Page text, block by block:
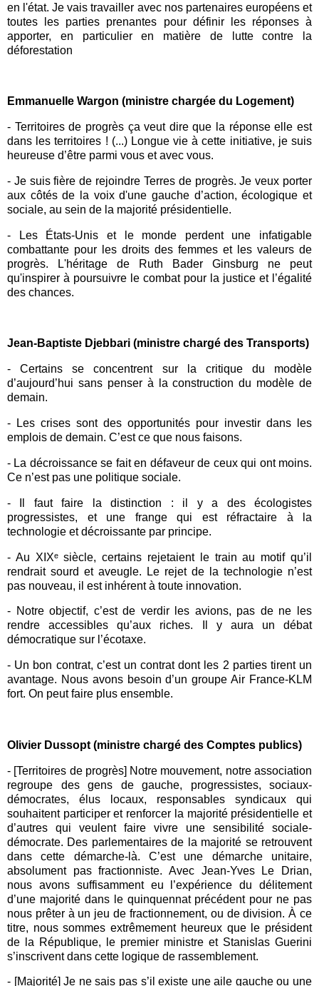
en l'état. Je vais travailler avec nos partenaires européens et
toutes les parties prenantes pour définir les réponses à
apporter, en particulier en matière de lutte contre la
déforestation
Emmanuelle Wargon (ministre chargée du Logement)
- Territoires de progrès ça veut dire que la réponse elle est
dans les territoires ! (...) Longue vie à cette initiative, je suis
heureuse d’être parmi vous et avec vous.
- Je suis fière de rejoindre Terres de progrès. Je veux porter
aux côtés de la voix d'une gauche d’action, écologique et
sociale, au sein de la majorité présidentielle.
-
Les États-Unis et le monde perdent une infatigable
combattante pour les droits des femmes et les valeurs de
progrès. L'héritage de Ruth Bader Ginsburg ne peut
qu'inspirer à poursuivre le combat pour la justice et l’égalité
des chances.
Jean-Baptiste Djebbari (ministre chargé des Transports)
-Certains se concentrent sur la critique du modèle
d’aujourd’hui sans penser à la construction du modèle de
demain.
-
Les crises sont des opportunités pour investir dans les
emplois de demain. C’est ce que nous faisons.
- La décroissance se fait en défaveur de ceux qui ont moins.
Ce n’est pas une politique sociale.
-
Il faut faire la distinction : il y a des écologistes
progressistes, et une frange qui est réfractaire à la
technologie et décroissante par principe.
- Au XIXᵉ siècle, certains rejetaient le train au motif qu’il
rendrait sourd et aveugle. Le rejet de la technologie n’est
pas nouveau, il est inhérent à toute innovation.
- Notre objectif, c’est de verdir les avions, pas de ne les
rendre accessibles qu’aux riches. Il y aura un débat
démocratique sur l’écotaxe.
- Un bon contrat, c’est un contrat dont les 2 parties tirent un
avantage. Nous avons besoin d’un groupe Air France-KLM
fort. On peut faire plus ensemble.
Olivier Dussopt (ministre chargé des Comptes publics)
- [Territoires de progrès] Notre mouvement, notre association
regroupe des gens de gauche, progressistes, sociaux-
démocrates, élus locaux, responsables syndicaux qui
souhaitent participer et renforcer la majorité présidentielle et
d’autres qui veulent faire vivre une sensibilité sociale-
démocrate. Des parlementaires de la majorité se retrouvent
dans cette démarche-là. C’est une démarche unitaire,
absolument pas fractionniste. Avec Jean-Yves Le Drian,
nous avons suffisamment eu l’expérience du délitement
d’une majorité dans le quinquennat précédent pour ne pas
nous prêter à un jeu de fractionnement, ou de division. À ce
titre, nous sommes extrêmement heureux que le président
de la République, le premier ministre et Stanislas Guerini
s’inscrivent dans cette logique de rassemblement.
- [Majorité] Je ne sais pas s’il existe une aile gauche ou une